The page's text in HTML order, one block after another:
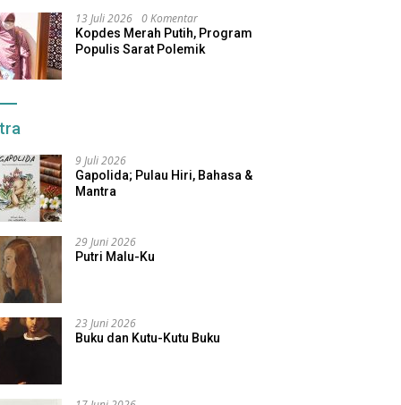
13 Juli 2026 0 Komentar
Kopdes Merah Putih, Program
Populis Sarat Polemik
9 Juli 2026
Gapolida; Pulau Hiri, Bahasa &
Mantra
29 Juni 2026
Putri Malu-Ku
23 Juni 2026
Buku dan Kutu-Kutu Buku